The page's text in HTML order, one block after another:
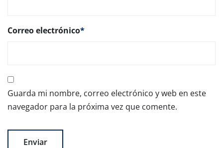
Correo electrónico*
Guarda mi nombre, correo electrónico y web en este
navegador para la próxima vez que comente.